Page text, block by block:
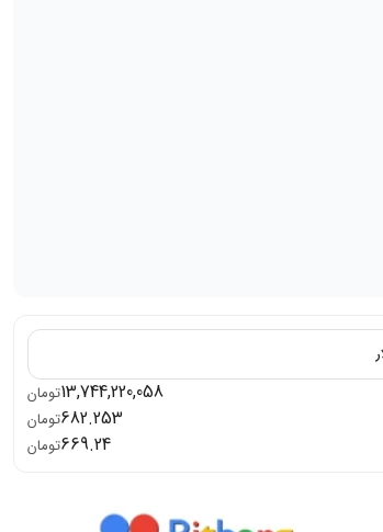
13,744,220,058تومان
682.253تومان
669.24تومان